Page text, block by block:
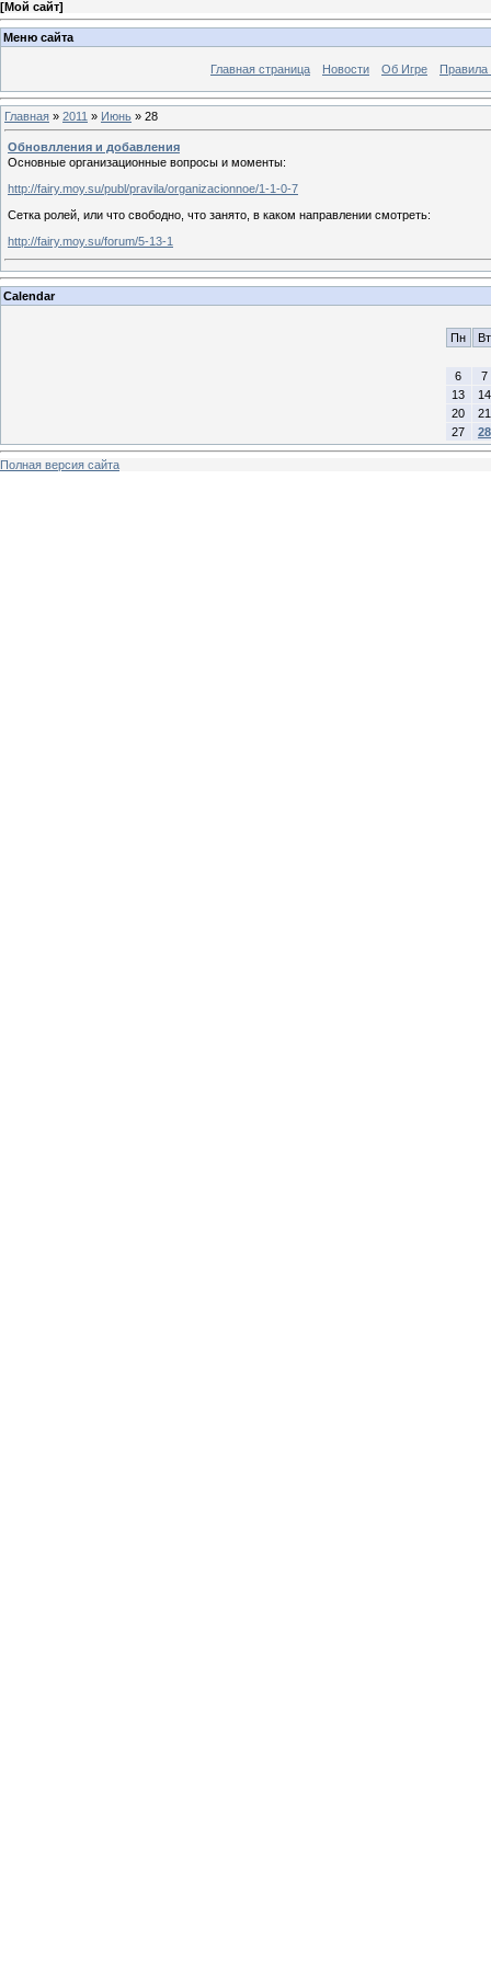
[Мой сайт]
Меню сайта
Главная страница Новости Об Игре
Главная » 2011 » Июнь » 28
Обновлления и добавления
Основные организационные вопросы и моменты:
http://fairy.moy.su/publ/pravila/organizacionnoe/1-1-0-7
Сетка ролей, или что свободно, что занято, в каком направлении смотреть:
http://fairy.moy.su/forum/5-13-1
Calendar
Пн Вт
6
7
13
14
20
21
27
28
Полная версия сайта